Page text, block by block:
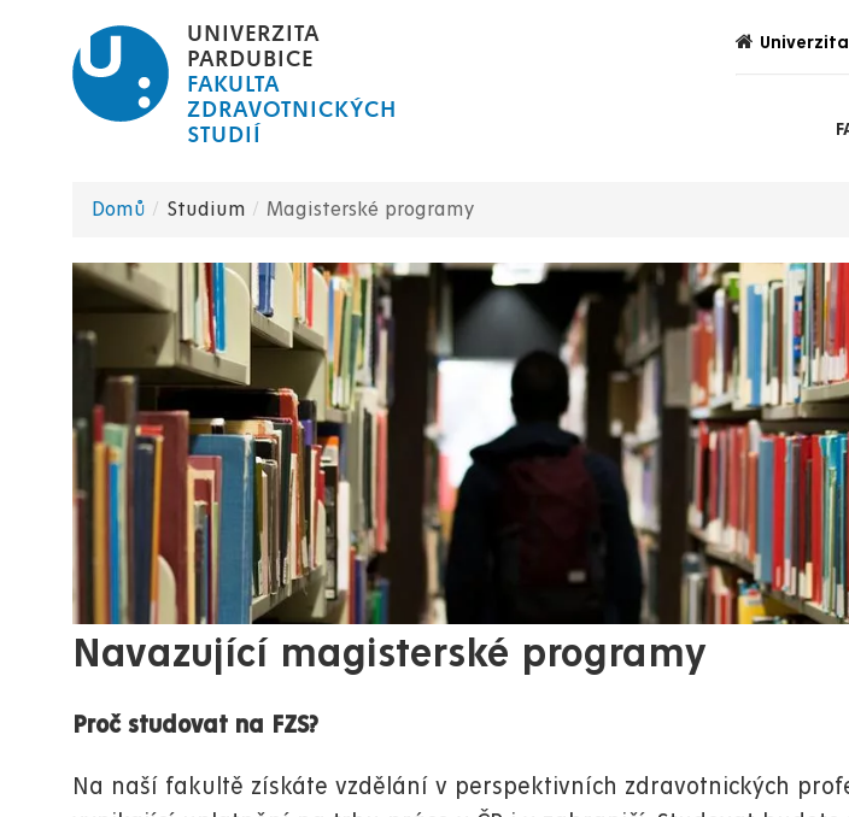
hlavnímu
UNIVERZITA
PARDUBICE
FAKULTA
ZDRAVOTNICKÝCH
STUDIÍ
navigace
Domů Studium Magisterské programy
Navazující magisterské programy
Proč studovat na FZS?
Na naší fakultě získáte vzdělání v perspektivních zdravotnických